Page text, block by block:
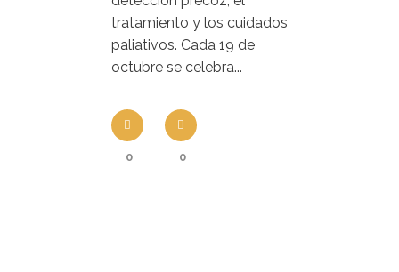
tratamiento y los cuidados
paliativos. Cada 19 de
octubre se celebra...
0 0